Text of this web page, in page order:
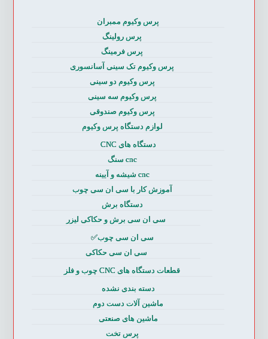
پرس وکیوم ممبران
پرس رولینگ
پرس فرمینگ
پرس وکیوم تک سینی آسانسوری
پرس وکیوم دو سینی
پرس وکیوم سه سینی
پرس وکیوم صندوقی
لوازم دستگاه پرس وکیوم
دستگاه های CNC
cnc سنگ
cnc شیشه و آیینه
آموزش کار با سی ان سی چوب
دستگاه برش
سی ان سی برش و حکاکی لیزر
سی ان سی چوب✅
سی ان سی حکاکی
قطعات دستگاه های CNC چوب و فلز
دسته بندی نشده
ماشین آلات دست دوم
ماشین های صنعتی
پرس تخت